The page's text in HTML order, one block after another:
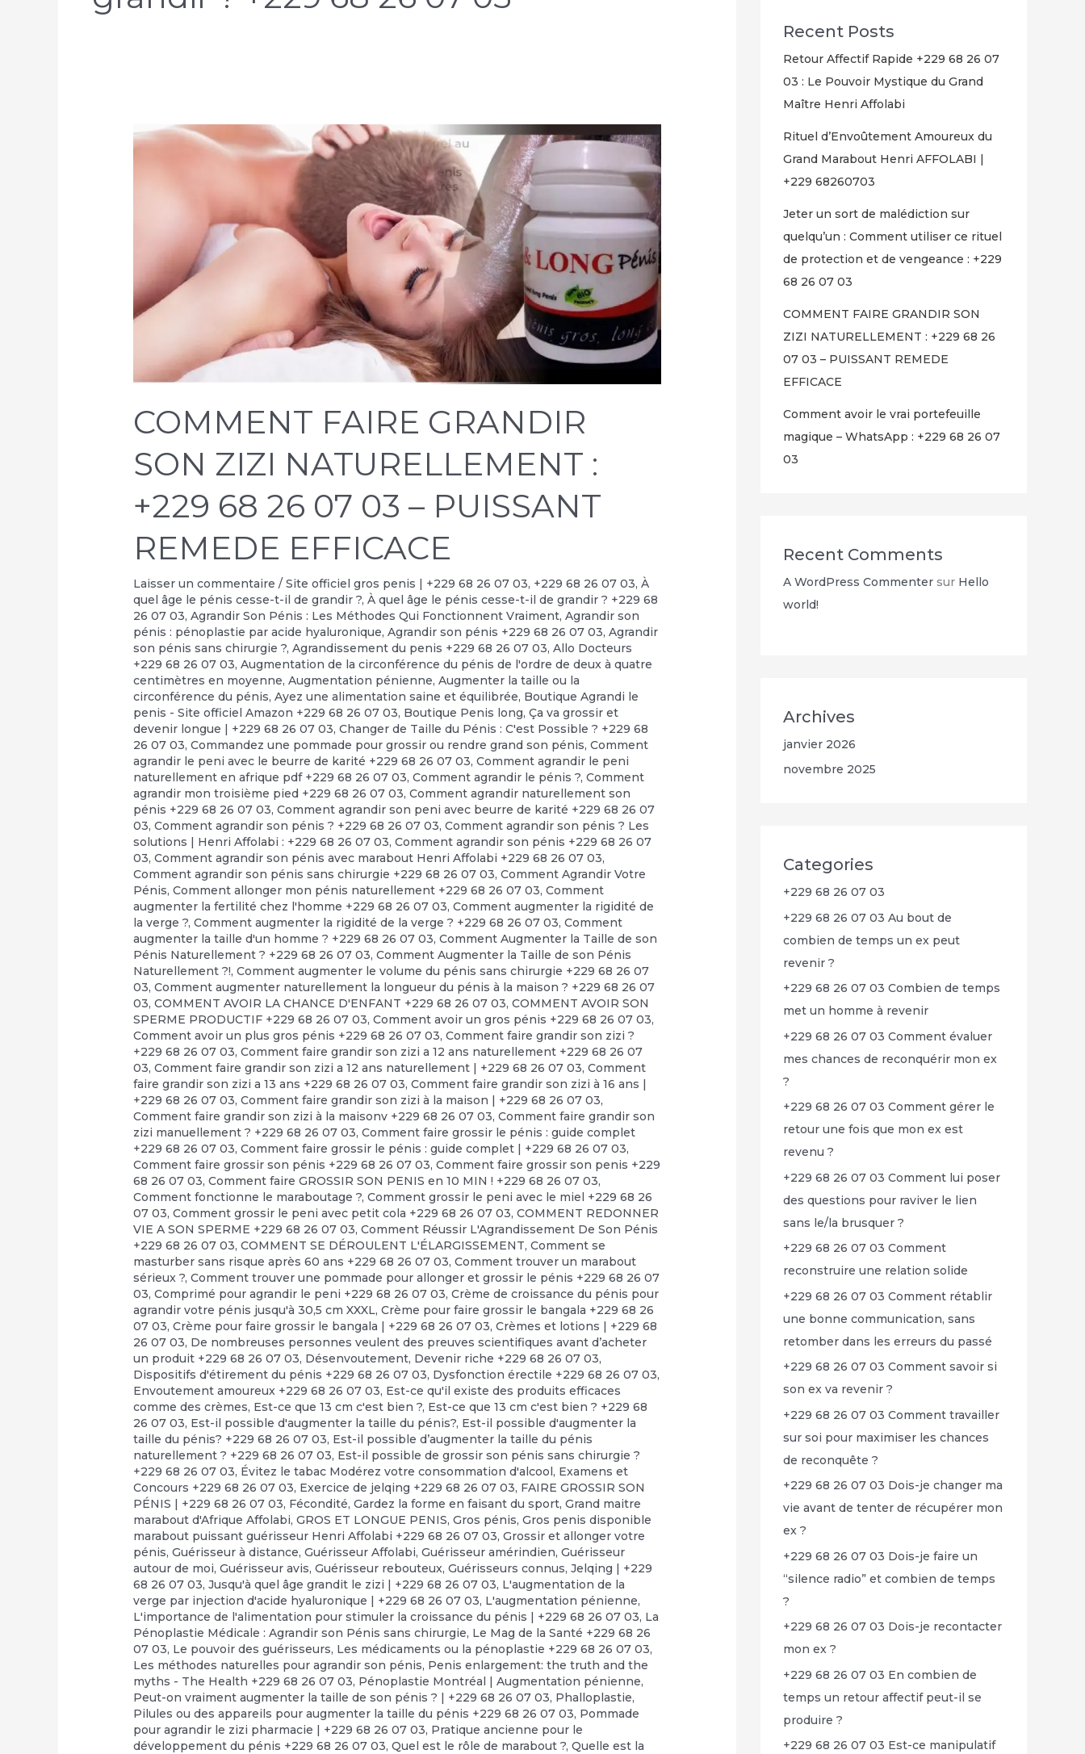
COMMENT FAIRE GRANDIR
SON ZIZI NATURELLEMENT :
+229 68 26 07 03 – PUISSANT
REMEDE EFFICACE
Laisser un commentaire /Site officiel gros penis | +229 68 26 07 03, +229 68 26 07 03,À
quel âge le pénis cesse-t-il de grandir ?,À quel âge le pénis cesse-t-il de grandir ? +229 68
26 07 03,Agrandir Son Pénis : Les Méthodes Qui Fonctionnent Vraiment,Agrandir son
pénis : pénoplastie par acide hyaluronique,Agrandir son pénis +229 68 26 07 03,Agrandir
son pénis sans chirurgie ?,Agrandissement du penis +229 68 26 07 03,Allo Docteurs
+229 68 26 07 03,Augmentation de la circonférence du pénis de l'ordre de deux à quatre
centimètres en moyenne,Augmentation pénienne,Augmenter la taille ou la
circonférence du pénis,Ayez une alimentation saine et équilibrée, Boutique Agrandi le
penis - Site officiel Amazon +229 68 26 07 03, Boutique Penis long,Ça va grossir et
devenir longue | +229 68 26 07 03,Changer de Taille du Pénis : C'est Possible ? +229 68
26 07 03,Commandez une pommade pour grossir ou rendre grand son pénis,Comment
agrandir le peni avec le beurre de karité +229 68 26 07 03,Comment agrandir le peni
naturellement en afrique pdf +229 68 26 07 03,Comment agrandir le pénis ?,Comment
agrandir mon troisième pied +229 68 26 07 03,Comment agrandir naturellement son
pénis +229 68 26 07 03,Comment agrandir son peni avec beurre de karité +229 68 26 07
03,Comment agrandir son pénis ? +229 68 26 07 03,Comment agrandir son pénis ? Les
solutions | Henri Affolabi : +229 68 26 07 03,Comment agrandir son pénis +229 68 26 07
03,Comment agrandir son pénis avec marabout Henri Affolabi +229 68 26 07 03,
Comment agrandir son pénis sans chirurgie +229 68 26 07 03,Comment Agrandir Votre
Pénis,Comment allonger mon pénis naturellement +229 68 26 07 03,Comment
augmenter la fertilité chez l'homme +229 68 26 07 03,Comment augmenter la rigidité de
la verge ?,Comment augmenter la rigidité de la verge ? +229 68 26 07 03,Comment
augmenter la taille d'un homme ? +229 68 26 07 03,Comment Augmenter la Taille de son
Pénis Naturellement ? +229 68 26 07 03,Comment Augmenter la Taille de son Pénis
Naturellement ?!,Comment augmenter le volume du pénis sans chirurgie +229 68 26 07
03,Comment augmenter naturellement la longueur du pénis à la maison ? +229 68 26 07
03,COMMENT AVOIR LA CHANCE D'ENFANT +229 68 26 07 03,COMMENT AVOIR SON
SPERME PRODUCTIF +229 68 26 07 03,Comment avoir un gros pénis +229 68 26 07 03,
Comment avoir un plus gros pénis +229 68 26 07 03,Comment faire grandir son zizi ?
+229 68 26 07 03,Comment faire grandir son zizi a 12 ans naturellement +229 68 26 07
03,Comment faire grandir son zizi a 12 ans naturellement | +229 68 26 07 03,Comment
faire grandir son zizi a 13 ans +229 68 26 07 03,Comment faire grandir son zizi à 16 ans |
+229 68 26 07 03,Comment faire grandir son zizi à la maison | +229 68 26 07 03,
Comment faire grandir son zizi à la maisonv +229 68 26 07 03,Comment faire grandir son
zizi manuellement ? +229 68 26 07 03,Comment faire grossir le pénis : guide complet
+229 68 26 07 03,Comment faire grossir le pénis : guide complet | +229 68 26 07 03,
Comment faire grossir son pénis +229 68 26 07 03,Comment faire grossir son penis +229
68 26 07 03,Comment faire GROSSIR SON PENIS en 10 MIN ! +229 68 26 07 03,
Comment fonctionne le maraboutage ?,Comment grossir le peni avec le miel +229 68 26
07 03,Comment grossir le peni avec petit cola +229 68 26 07 03,COMMENT REDONNER
VIE A SON SPERME +229 68 26 07 03,Comment Réussir L'Agrandissement De Son Pénis
+229 68 26 07 03,COMMENT SE DÉROULENT L'ÉLARGISSEMENT,Comment se
masturber sans risque après 60 ans +229 68 26 07 03,Comment trouver un marabout
sérieux ?,Comment trouver une pommade pour allonger et grossir le pénis +229 68 26 07
03,Comprimé pour agrandir le peni +229 68 26 07 03,Crème de croissance du pénis pour
agrandir votre pénis jusqu'à 30,5 cm XXXL,Crème pour faire grossir le bangala +229 68 26
07 03,Crème pour faire grossir le bangala | +229 68 26 07 03,Crèmes et lotions | +229 68
26 07 03, De nombreuses personnes veulent des preuves scientifiques avant d’acheter
un produit +229 68 26 07 03, Désenvoutement, Devenir riche +229 68 26 07 03,
Dispositifs d'étirement du pénis +229 68 26 07 03, Dysfonction érectile +229 68 26 07 03,
Envoutement amoureux +229 68 26 07 03, Est-ce qu'il existe des produits efficaces
comme des crèmes, Est-ce que 13 cm c'est bien ?, Est-ce que 13 cm c'est bien ? +229 68
26 07 03, Est-il possible d'augmenter la taille du pénis?, Est-il possible d'augmenter la
taille du pénis? +229 68 26 07 03, Est-il possible d’augmenter la taille du pénis
naturellement ? +229 68 26 07 03, Est-il possible de grossir son pénis sans chirurgie ?
+229 68 26 07 03, Évitez le tabac Modérez votre consommation d'alcool , Examens et
Concours +229 68 26 07 03, Exercice de jelqing +229 68 26 07 03, FAIRE GROSSIR SON
PÉNIS | +229 68 26 07 03, Fécondité,Gardez la forme en faisant du sport,Grand maitre
marabout d'Afrique Affolabi,GROS ET LONGUE PENIS,Gros pénis,Gros penis disponible
marabout puissant guérisseur Henri Affolabi +229 68 26 07 03,Grossir et allonger votre
pénis,Guérisseur à distance,Guérisseur Affolabi,Guérisseur amérindien,Guérisseur
autour de moi,Guérisseur avis,Guérisseur rebouteux,Guérisseurs connus,Jelqing | +229
68 26 07 03,Jusqu'à quel âge grandit le zizi | +229 68 26 07 03, L'augmentation de la
verge par injection d'acide hyaluronique | +229 68 26 07 03, L'augmentation pénienne,
L'importance de l'alimentation pour stimuler la croissance du pénis | +229 68 26 07 03, La
Pénoplastie Médicale : Agrandir son Pénis sans chirurgie, Le Mag de la Santé +229 68 26
07 03, Le pouvoir des guérisseurs, Les médicaments ou la pénoplastie +229 68 26 07 03,
Les méthodes naturelles pour agrandir son pénis, Penis enlargement: the truth and the
myths - The Health +229 68 26 07 03, Pénoplastie Montréal | Augmentation pénienne,
Peut-on vraiment augmenter la taille de son pénis ? | +229 68 26 07 03, Phalloplastie,
Pilules ou des appareils pour augmenter la taille du pénis +229 68 26 07 03, Pommade
pour agrandir le zizi pharmacie | +229 68 26 07 03, Pratique ancienne pour le
développement du pénis +229 68 26 07 03,Quel est le rôle de marabout ?,Quelle est la
Recent Posts
Retour Affectif Rapide +229 68 26 07
03 : Le Pouvoir Mystique du Grand
Maître Henri Affolabi
Rituel d’Envoûtement Amoureux du
Grand Marabout Henri AFFOLABI |
+229 68260703
Jeter un sort de malédiction sur
quelqu’un : Comment utiliser ce rituel
de protection et de vengeance : +229
68 26 07 03
COMMENT FAIRE GRANDIR SON
ZIZI NATURELLEMENT : +229 68 26
07 03 – PUISSANT REMEDE
EFFICACE
Comment avoir le vrai portefeuille
magique – WhatsApp : +229 68 26 07
03
Recent Comments
A WordPress Commenter sur Hello
world!
Archives
janvier 2026
novembre 2025
Categories
+229 68 26 07 03
+229 68 26 07 03 Au bout de
combien de temps un ex peut
revenir ?
+229 68 26 07 03 Combien de temps
met un homme à revenir
+229 68 26 07 03 Comment évaluer
mes chances de reconquérir mon ex
?
+229 68 26 07 03 Comment gérer le
retour une fois que mon ex est
revenu ?
+229 68 26 07 03 Comment lui poser
des questions pour raviver le lien
sans le/la brusquer ?
+229 68 26 07 03 Comment
reconstruire une relation solide
+229 68 26 07 03 Comment rétablir
une bonne communication, sans
retomber dans les erreurs du passé
+229 68 26 07 03 Comment savoir si
son ex va revenir ?
+229 68 26 07 03 Comment travailler
sur soi pour maximiser les chances
de reconquête ?
+229 68 26 07 03 Dois-je changer ma
vie avant de tenter de récupérer mon
ex ?
+229 68 26 07 03 Dois-je faire un
“silence radio” et combien de temps
?
+229 68 26 07 03 Dois-je recontacter
mon ex ?
+229 68 26 07 03 En combien de
temps un retour affectif peut-il se
produire ?
+229 68 26 07 03 Est-ce manipulatif